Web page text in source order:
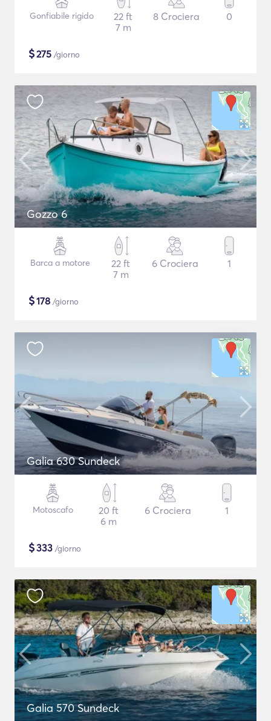
Gonfiabile rigido
22 ft
7 m
8 Crociera 0
$275 /giorno
Gozzo 6
Barca a motore
22 ft
7 m
6 Crociera 1
$178 /giorno
Galia 630 Sundeck
Motoscafo
20 ft
6 m
6 Crociera 1
$333 /giorno
Galia 570 Sundeck